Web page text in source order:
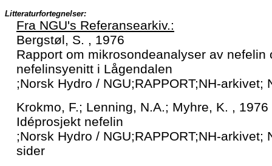
Litteraturfortegnelser:
Fra NGU's Referansearkiv.:
Bergstøl, S. , 1976
Rapport om mikrosondeanalyser av nefelin
nefelinsyenitt i Lågendalen
;Norsk Hydro / NGU;RAPPORT;NH-arkivet;
Krokmo, F.; Lenning, N.A.; Myhre, K. , 1976
Idéprosjekt nefelin
;Norsk Hydro / NGU;RAPPORT;NH-arkivet;
sider